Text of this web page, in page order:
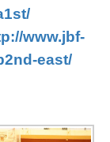
www.jbf-
east/